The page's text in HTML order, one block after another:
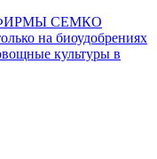
СЕМКО
на биоудобрениях
культуры в